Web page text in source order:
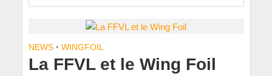
NEWS • WINGFOIL
La FFVL et le Wing Foil